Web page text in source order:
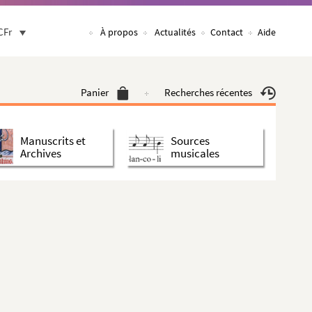
À propos Actualités Contact Aide
Panier Recherches récentes
Manuscrits et
Archives
Sources
musicales